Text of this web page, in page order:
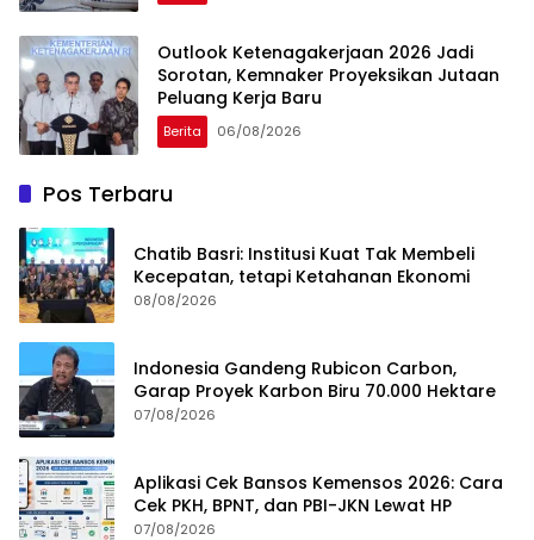
Outlook Ketenagakerjaan 2026 Jadi
Sorotan, Kemnaker Proyeksikan Jutaan
Peluang Kerja Baru
Berita 06/08/2026
Pos Terbaru
Chatib Basri: Institusi Kuat Tak Membeli
Kecepatan, tetapi Ketahanan Ekonomi
08/08/2026
Indonesia Gandeng Rubicon Carbon,
Garap Proyek Karbon Biru 70.000 Hektare
07/08/2026
Aplikasi Cek Bansos Kemensos 2026: Cara
Cek PKH, BPNT, dan PBI-JKN Lewat HP
07/08/2026